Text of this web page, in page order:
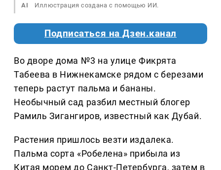
AI Иллюстрация создана с помощью ИИ.
Подписаться на Дзен.канал
Во дворе дома №3 на улице Фикрята
Табеева в Нижнекамске рядом с березами
теперь растут пальма и бананы.
Необычный сад разбил местный блогер
Рамиль Зигангиров, известный как Дубай.
Растения пришлось везти издалека.
Пальма сорта «Робелена» прибыла из
Китая морем до Санкт-Петербурга, затем в